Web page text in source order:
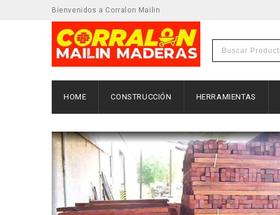
Bienvenidos a Corralon Mailin
HOME CONSTRUCCIÓN HERRAMIENTAS